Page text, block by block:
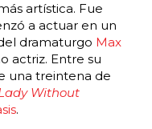
artística. Fue
a actuar en un
dramaturgo Max
actriz. Entre su
una treintena de
Without
.